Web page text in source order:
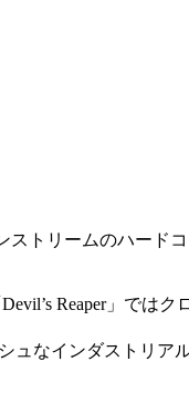
ストリームのハード
Reaper」ではク
ュなインダストリア